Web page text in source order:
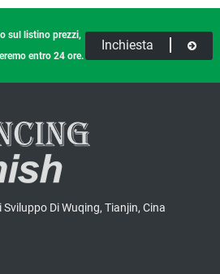
sul listino prezzi,
entro 24 ore.
Inchiesta
Di Wuqing, Tianjin, Cina